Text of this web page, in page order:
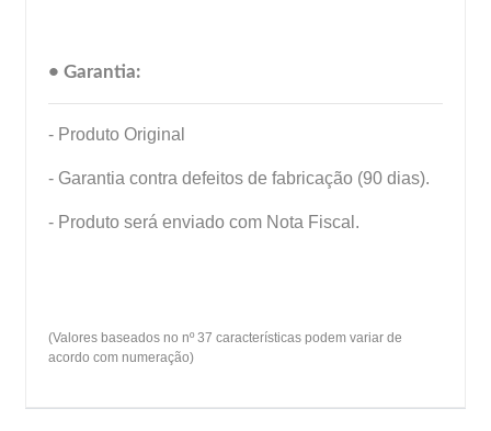
• Garantia:
- Produto Original
- Garantia contra defeitos de fabricação (90 dias).
- Produto será enviado com Nota Fiscal.
(Valores baseados no nº 37 características podem variar de
acordo com numeração)